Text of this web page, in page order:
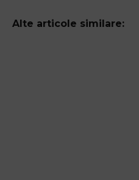
Alte articole similare: